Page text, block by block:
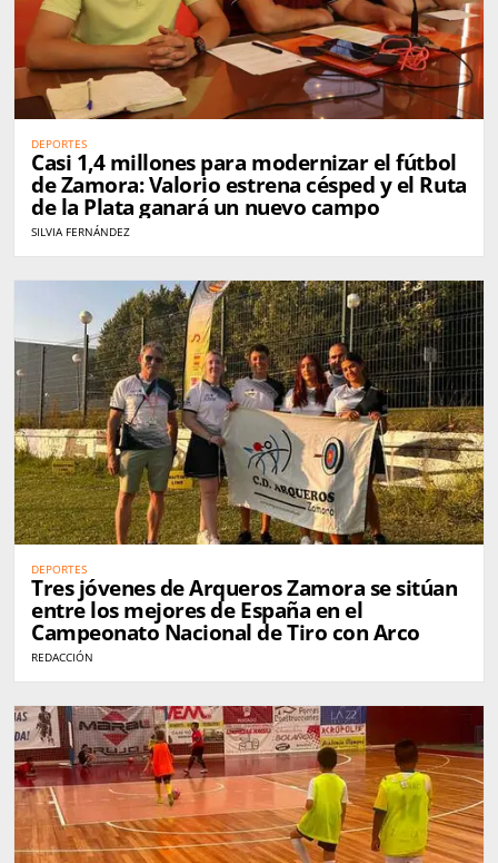
DEPORTES
Casi 1,4 millones para modernizar el fútbol
de Zamora: Valorio estrena césped y el Ruta
de la Plata ganará un nuevo campo
SILVIA FERNÁNDEZ
DEPORTES
Tres jóvenes de Arqueros Zamora se sitúan
entre los mejores de España en el
Campeonato Nacional de Tiro con Arco
REDACCIÓN